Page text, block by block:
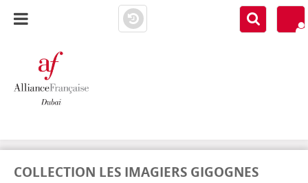
COLLECTION LES IMAGIERS GIGOGNES